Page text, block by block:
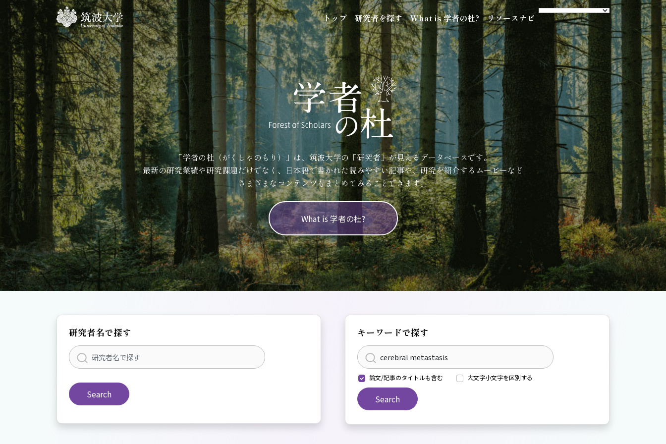
トップ 研究者を探す What is 学者の杜? リソースナビ
「学者の杜（がくしゃのもり）」は、筑波大学の「研究者」が見えるデータベースです。
最新の研究業績や研究課題だけでなく、日本語で書かれた読みやすい記事や、研究を紹介するムービーなど
さまざまなコンテンツもまとめてみることできます。
What is 学者の杜?
研究者名で探す
Search
キーワードで探す
論文/記事のタイトルも含む 大文字小文字を区別する
Search